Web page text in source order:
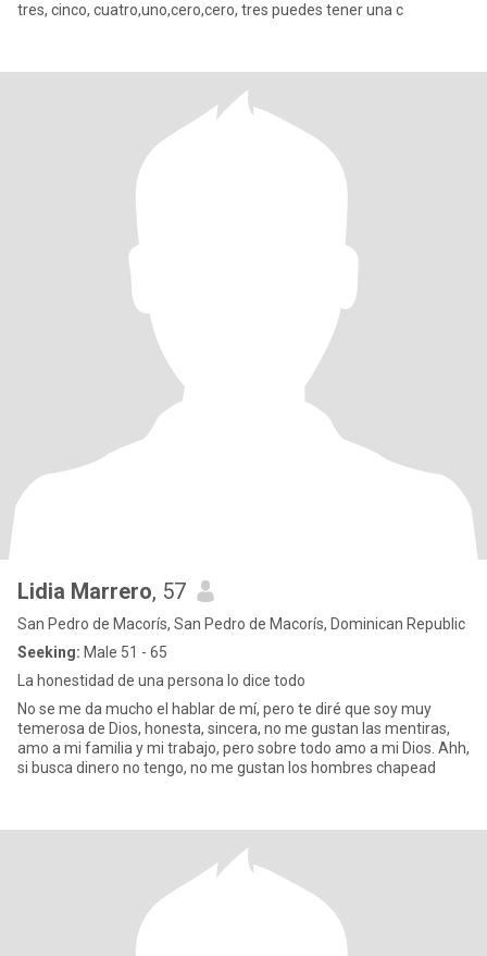
tres, cinco, cuatro,uno,cero,cero, tres puedes tener una c
Lidia Marrero, 57
San Pedro de Macorís, San Pedro de Macorís, Dominican Republic
Seeking: Male 51 - 65
La honestidad de una persona lo dice todo
No se me da mucho el hablar de mí, pero te diré que soy muy
temerosa de Dios, honesta, sincera, no me gustan las mentiras,
amo a mi familia y mi trabajo, pero sobre todo amo a mi Dios. Ahh,
si busca dinero no tengo, no me gustan los hombres chapead